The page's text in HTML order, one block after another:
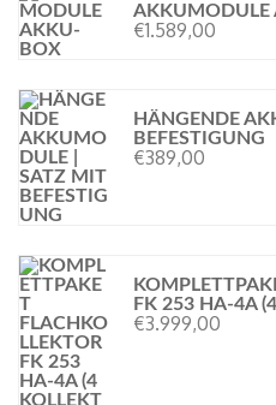
AKKUMODULE
€1.589,00
HÄNGENDE
BEFESTIGUNG
€389,00
FK 253 HA-4A
€3.999,00